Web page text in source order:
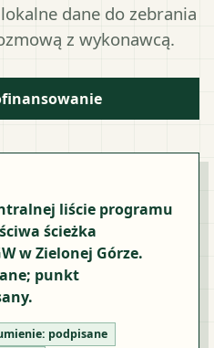
dane do zebrania
z wykonawcą.
liście programu
ścieżka
w Zielonej Górze.
punkt
podpisane